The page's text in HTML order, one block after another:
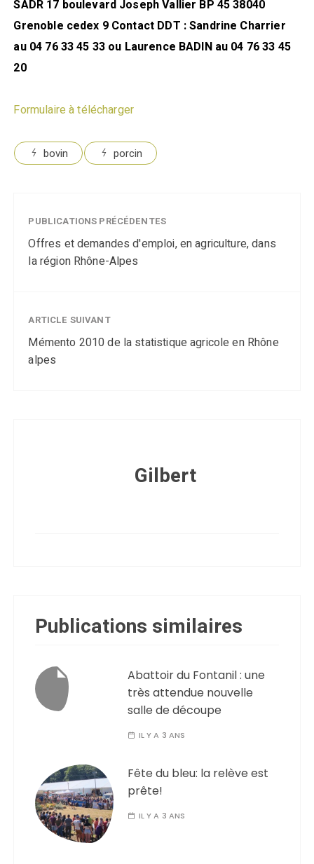
SADR 17 boulevard Joseph Vallier BP 45 38040
Grenoble cedex 9 Contact DDT : Sandrine Charrier
au 04 76 33 45 33 ou Laurence BADIN au 04 76 33 45
20
Formulaire à télécharger
bovin porcin
PUBLICATIONS PRÉCÉDENTES
Offres et demandes d'emploi, en agriculture, dans
la région Rhône-Alpes
ARTICLE SUIVANT
Mémento 2010 de la statistique agricole en Rhône
alpes
Gilbert
Publications similaires
Abattoir du Fontanil : une
très attendue nouvelle
salle de découpe
IL Y A 3 ANS
Fête du bleu: la relève est
prête!
IL Y A 3 ANS